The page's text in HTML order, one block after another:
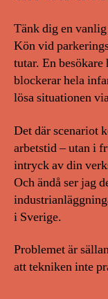
Tänk dig en
Kön vid
tutar. En
blockerar hela
lösa situationen
Det där scenariot
arbetstid – utan i
intryck av din
Och ändå ser jag
i Sverige.
Problemet är
att tekniken inte